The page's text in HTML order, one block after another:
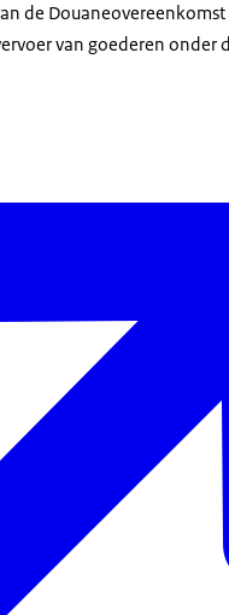
de
van goederen onder